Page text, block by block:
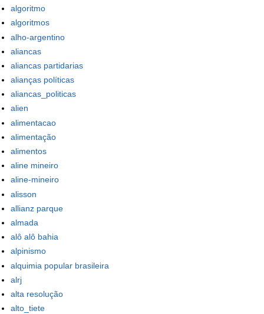
algoritmo
algoritmos
alho-argentino
aliancas
aliancas partidarias
alianças políticas
aliancas_politicas
alien
alimentacao
alimentação
alimentos
aline mineiro
aline-mineiro
alisson
allianz parque
almada
alô alô bahia
alpinismo
alquimia popular brasileira
alrj
alta resolução
alto_tiete